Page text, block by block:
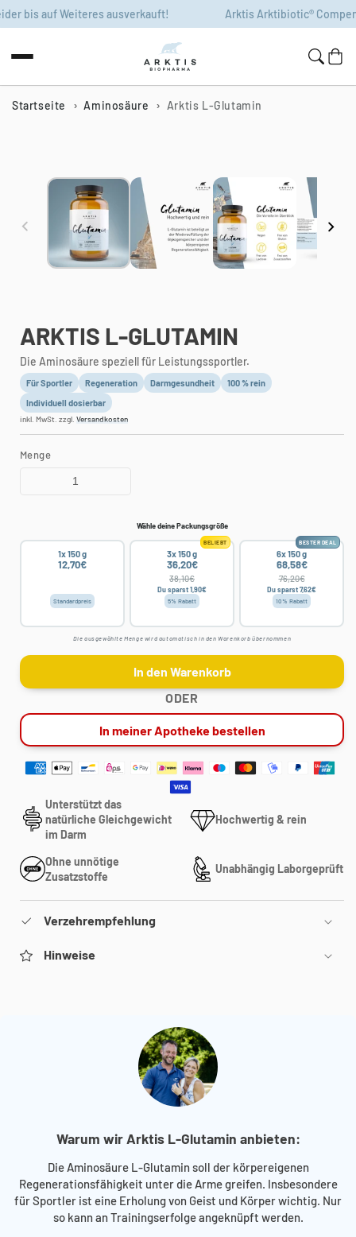
Zum Inhalt
springen
bis auf Weiteres ausverkauft! Arktis Arktibiotic® Compens
Startseite Aminosäure Arktis L-Glutamin
ARKTIS L-GLUTAMIN
Die Aminosäure speziell für Leistungssportler.
Für Sportler Regeneration Darmgesundheit
100 % rein
Individuell dosierbar
inkl. MwSt. zzgl. Versandkosten
Menge
Wähle deine Packungsgröße
1x 150 g
12,70€
Standardpreis
BELIEBT
3x 150 g
36,20€
38,10€
Du sparst 1,90€
5% Rabatt
BESTER DEAL
6x 150 g
68,58€
76,20€
Du sparst 7,62€
10% Rabatt
Die ausgewählte Menge wird automatisch in den Warenkorb übernommen
In den Warenkorb
ODER
In meiner Apotheke bestellen
Unterstützt das
natürliche Gleichgewicht
im Darm
Hochwertig & rein
Ohne unnötige
Zusatzstoffe
Unabhängig Laborgeprüft
Verzehrempfehlung
Hinweise
Warum wir Arktis L-Glutamin anbieten:
Die Aminosäure L-Glutamin soll der körpereigenen
Regenerationsfähigkeit unter die Arme greifen. Insbesondere
für Sportler ist eine Erholung von Geist und Körper wichtig. Nur
so kann an Trainingserfolge angeknüpft werden.